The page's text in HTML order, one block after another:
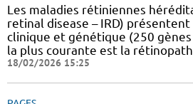
Les maladies rétiniennes
retinal disease – IRD)
clinique et génétique (250
la plus courante est la
18/02/2026 15:25